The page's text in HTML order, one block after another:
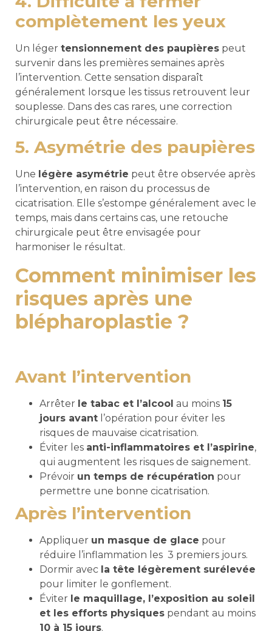
complètement les yeux
Un léger tensionnement des paupières peut
survenir dans les premières semaines après
l’intervention. Cette sensation disparaît
généralement lorsque les tissus retrouvent leur
souplesse. Dans des cas rares, une correction
chirurgicale peut être nécessaire.
5. Asymétrie des paupières
Une légère asymétrie peut être observée après
l’intervention, en raison du processus de
cicatrisation. Elle s’estompe généralement avec le
temps, mais dans certains cas, une retouche
chirurgicale peut être envisagée pour
harmoniser le résultat.
Comment minimiser les
risques après une
blépharoplastie ?
Avant l’intervention
Arrêter le tabac et l’alcool au moins 15
jours avant l’opération pour éviter les
risques de mauvaise cicatrisation.
Éviter les anti-inflammatoires et l’aspirine,
qui augmentent les risques de saignement.
Prévoir un temps de récupération pour
permettre une bonne cicatrisation.
Après l’intervention
Appliquer un masque de glace pour
réduire l’inflammation les 3 premiers jours.
Dormir avec la tête légèrement surélevée
pour limiter le gonflement.
Éviter le maquillage, l’exposition au soleil
et les efforts physiques pendant au moins
10 à 15 jours.